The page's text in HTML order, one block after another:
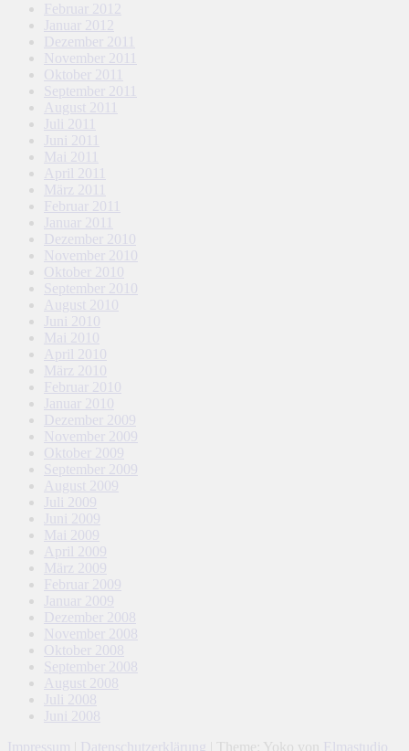
Februar 2012
Januar 2012
Dezember 2011
November 2011
Oktober 2011
September 2011
August 2011
Juli 2011
Juni 2011
Mai 2011
April 2011
März 2011
Februar 2011
Januar 2011
Dezember 2010
November 2010
Oktober 2010
September 2010
August 2010
Juni 2010
Mai 2010
April 2010
März 2010
Februar 2010
Januar 2010
Dezember 2009
November 2009
Oktober 2009
September 2009
August 2009
Juli 2009
Juni 2009
Mai 2009
April 2009
März 2009
Februar 2009
Januar 2009
Dezember 2008
November 2008
Oktober 2008
September 2008
August 2008
Juli 2008
Juni 2008
Impressum
Datenschutzerklärung Theme: Yoko von Elmastudio